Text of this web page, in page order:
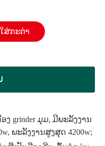
ສ່ກະຕ່າ
ງ grinder ມຸມ, ມີພະລັງງານ
ພະລັງງານສູງສຸດ 4200w;